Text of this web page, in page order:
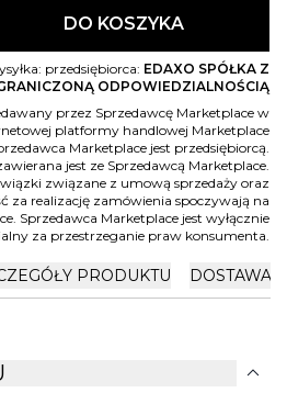
DO KOSZYKA
przedsiębiorca: EDAXO SPÓŁKA Z
ODPOWIEDZIALNOŚCIĄ
przez Sprzedawcę Marketplace w
platformy handlowej Marketplace
Marketplace jest przedsiębiorcą.
jest ze Sprzedawcą Marketplace.
związane z umową sprzedaży oraz
za realizację zamówienia spoczywają na
Sprzedawca Marketplace jest wyłącznie
za przestrzeganie praw konsumenta.
PRODUKTU DOSTAWA
expand_more